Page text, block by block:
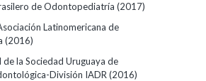
de Odontopediatría (2017)
Latinomericana de
(2016)
de la Sociedad Uruguaya de
División IADR (2016)